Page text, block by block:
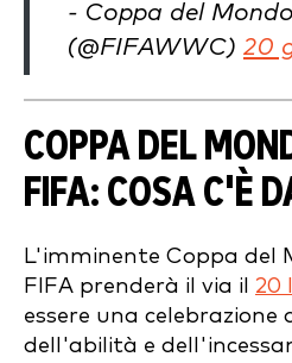
- Coppa del
(@FIFAWWC) 20
COPPA DEL
FIFA: COSA C'È
L'imminente Coppa del
FIFA prenderà il via il 20
essere una celebrazione
dell'abilità e